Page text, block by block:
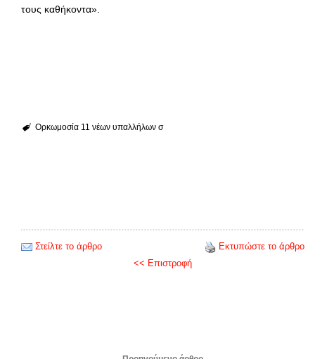
τους καθήκοντα».
Ορκωμοσία 11 νέων υπαλλήλων σ
Στείλτε το άρθρο
Εκτυπώστε το άρθρο
<< Επιστροφή